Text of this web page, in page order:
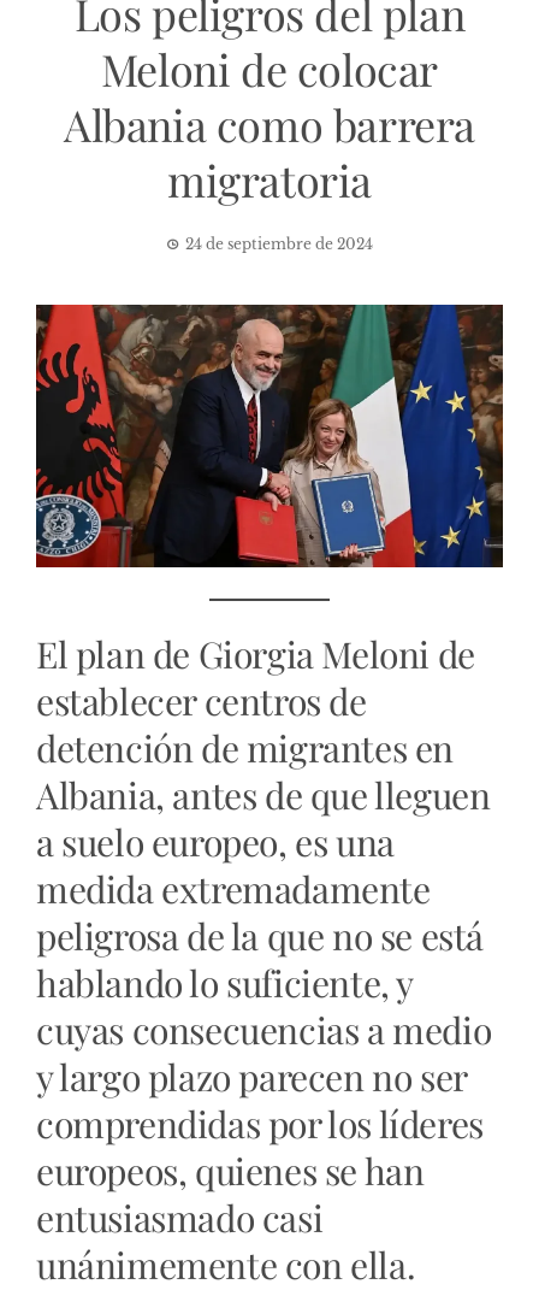
Los peligros del plan
Meloni de colocar
Albania como barrera
migratoria
24 de septiembre de 2024
El plan de Giorgia Meloni de
establecer centros de
detención de migrantes en
Albania, antes de que lleguen
a suelo europeo, es una
medida extremadamente
peligrosa de la que no se está
hablando lo suficiente, y
cuyas consecuencias a medio
y largo plazo parecen no ser
comprendidas por los líderes
europeos, quienes se han
entusiasmado casi
unánimemente con ella.